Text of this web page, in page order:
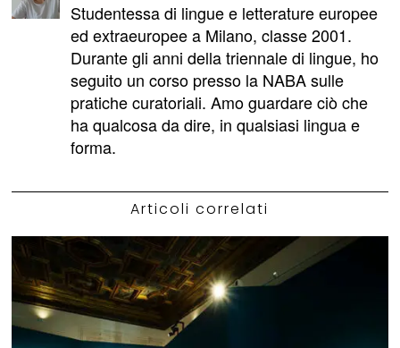
Studentessa di lingue e letterature europee
ed extraeuropee a Milano, classe 2001.
Durante gli anni della triennale di lingue, ho
seguito un corso presso la NABA sulle
pratiche curatoriali. Amo guardare ciò che
ha qualcosa da dire, in qualsiasi lingua e
forma.
Articoli correlati